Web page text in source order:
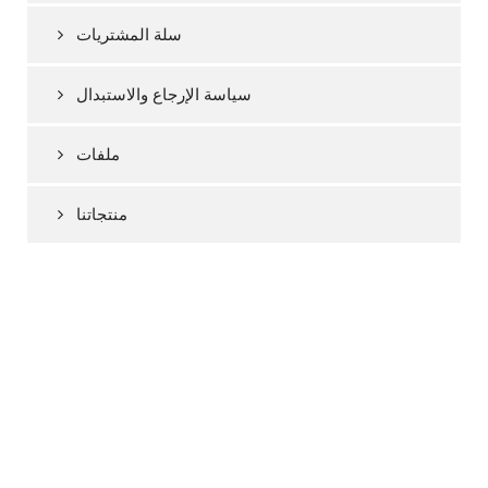
سلة المشتريات
سياسة الإرجاع والاستبدال
ملفات
منتجاتنا